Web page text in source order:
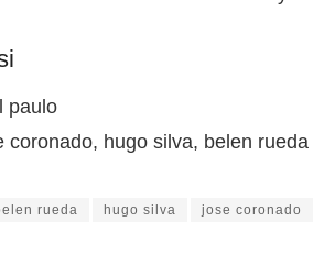
paulo
coronado, hugo silva, belen rueda
rueda hugo silva jose coronado